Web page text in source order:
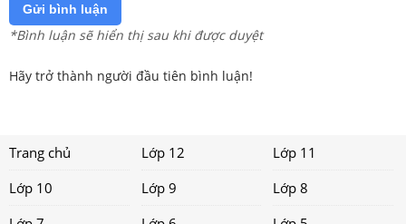
Gửi bình luận
*Bình luận sẽ hiển thị sau khi được duyệt
Hãy trở thành người đầu tiên bình luận!
Trang chủ Lớp 12
Lớp 11
Lớp 10
Lớp 9
Lớp 8